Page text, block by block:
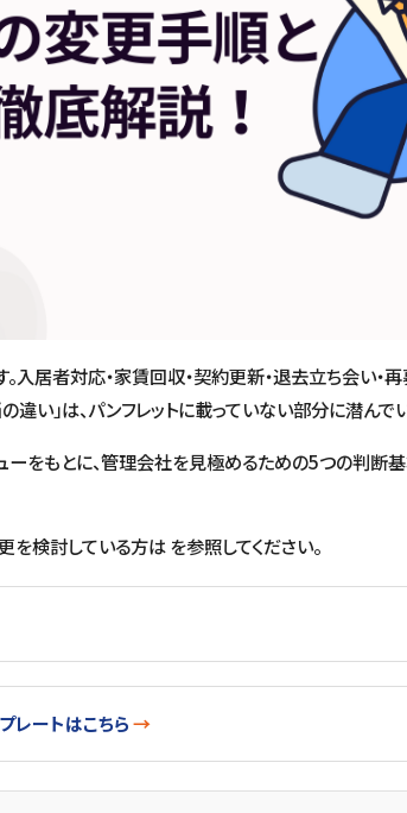
入居者対応・家賃回収・契約更新・退去立ち会い
い」は、パンフレットに載っていない部分に潜んで
をもとに、管理会社を見極めるための5つの判断
検討している方は を参照してください。
レートはこちら